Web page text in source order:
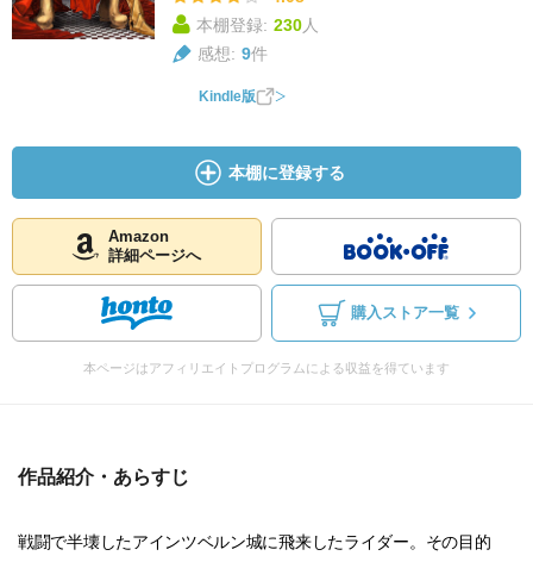
本棚登録: 230人
感想: 9件
Kindle版
本棚に登録する
Amazon
詳細ページへ
購入ストア一覧
本ページはアフィリエイトプログラムによる収益を得ています
作品紹介・あらすじ
戦闘で半壊したアインツベルン城に飛来したライダー。その目的